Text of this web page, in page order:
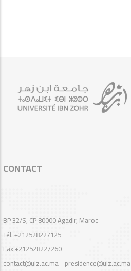
CONTACT
BP 32/S, CP 80000 Agadir, Maroc
Tél. +212528227125
Fax +212528227260
contact@uiz.ac.ma - presidence@uiz.ac.ma